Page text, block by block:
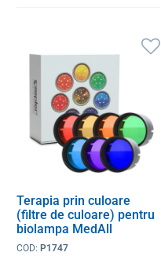
Terapia prin culoare
(filtre de culoare) pentru
biolampa MedAll
COD: P1747